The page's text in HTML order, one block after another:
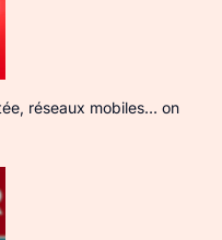
réseaux mobiles… on